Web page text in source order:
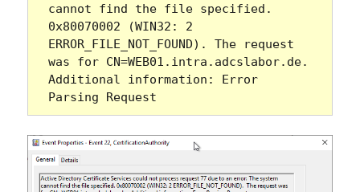
cannot find the file specified.
0x80070002 (WIN32: 2
ERROR_FILE_NOT_FOUND). The request
was for CN=WEB01.intra.adcslabor.de.
Additional information: Error
Parsing Request